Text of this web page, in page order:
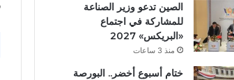
الصين تدعو وزير الصناعة
للمشاركة في اجتماع
«البريكس» 2027
منذ 3 ساعات
ختام أسبوع أخضر.. البورصة